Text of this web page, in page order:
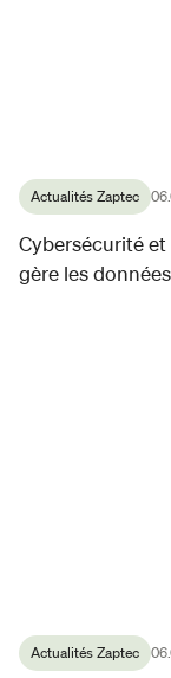
Actualités Zaptec
Cybersécurité
gère les données
Actualités Zaptec